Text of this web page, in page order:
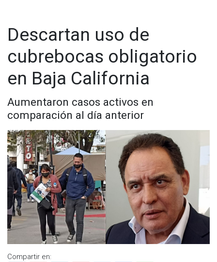
Descartan uso de
cubrebocas obligatorio
en Baja California
Aumentaron casos activos en
comparación al día anterior
Compartir en: